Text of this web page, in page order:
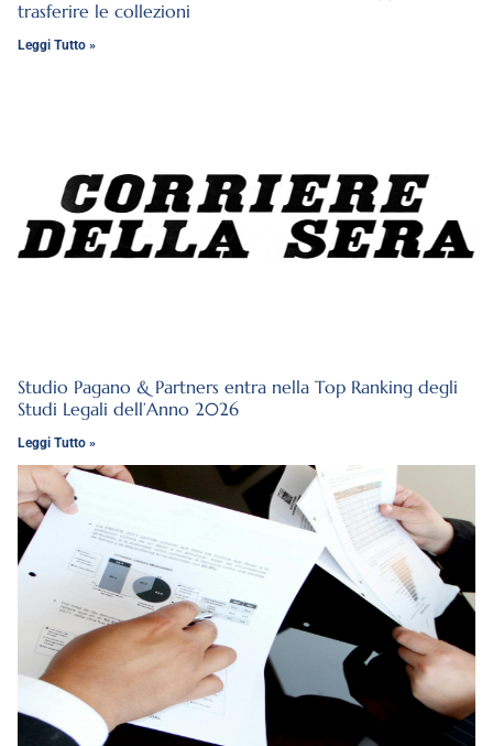
trasferire le collezioni
Leggi Tutto »
Studio Pagano & Partners entra nella Top Ranking degli
Studi Legali dell’Anno 2026
Leggi Tutto »